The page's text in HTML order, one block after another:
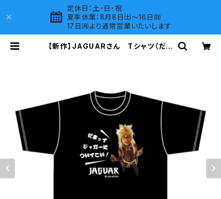
定休日：土・日・祝
夏季休業：8月8日㈯～16日㈰
17日㈪より通常営業いたいします
【新作】JAGUARさん Tシャツ（だま